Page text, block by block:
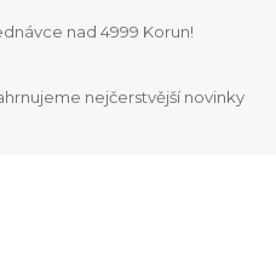
nad 4999 Korun!
nejčerstvější novinky